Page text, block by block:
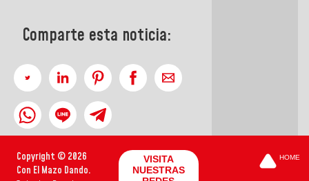
Comparte esta noticia:
Copyright © 2026
Con El Mazo Dando.
VISITA
NUESTRAS
HOME